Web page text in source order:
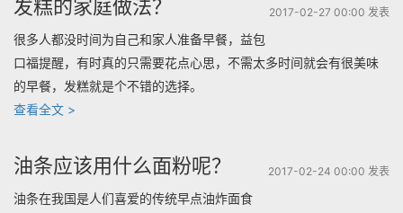
断
面
粉
的
发糕的家庭做法？ 2017-02-27 00:00 发表
很多人都没时间为自己和家人准备早餐，益包
口福提醒，有时真的只需要花点心思，不需太多时间就会有很美味
的早餐，发糕就是个不错的选择。
查看全文 >
的
家
庭
油条应该用什么面粉呢？ 2017-02-24 00:00 发表
油条在我国是人们喜爱的传统早点油炸面食